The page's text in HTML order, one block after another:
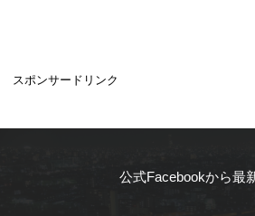
スポンサードリンク
公式Facebookから最